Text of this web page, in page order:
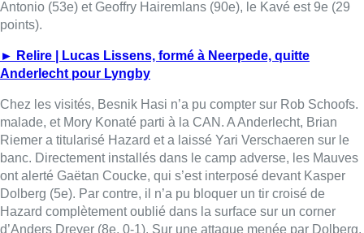
Antonio (53e) et Geoffry Hairemlans (90e), le Kavé est 9e (29
points).
► Relire | Lucas Lissens, formé à Neerpede, quitte
Anderlecht pour Lyngby
Chez les visités, Besnik Hasi n’a pu compter sur Rob Schoofs.
malade, et Mory Konaté parti à la CAN. A Anderlecht, Brian
Riemer a titularisé Hazard et a laissé Yari Verschaeren sur le
banc. Directement installés dans le camp adverse, les Mauves
ont alerté Gaëtan Coucke, qui s’est interposé devant Kasper
Dolberg (5e). Par contre, il n’a pu bloquer un tir croisé de
Hazard complètement oublié dans la surface sur un corner
d’Anders Dreyer (8e, 0-1). Sur une attaque menée par Dolberg,